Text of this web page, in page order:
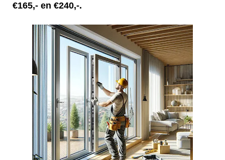
€165,- en €240,-.